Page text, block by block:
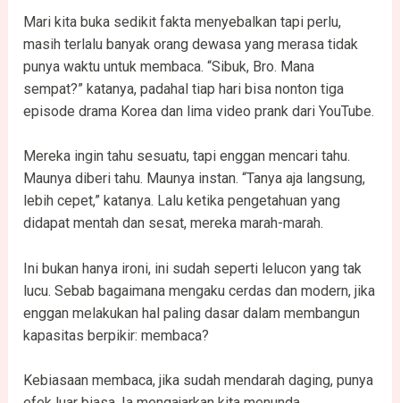
Mari kita buka sedikit fakta menyebalkan tapi perlu,
masih terlalu banyak orang dewasa yang merasa tidak
punya waktu untuk membaca. “Sibuk, Bro. Mana
sempat?” katanya, padahal tiap hari bisa nonton tiga
episode drama Korea dan lima video prank dari YouTube.
Mereka ingin tahu sesuatu, tapi enggan mencari tahu.
Maunya diberi tahu. Maunya instan. “Tanya aja langsung,
lebih cepet,” katanya. Lalu ketika pengetahuan yang
didapat mentah dan sesat, mereka marah-marah.
Ini bukan hanya ironi, ini sudah seperti lelucon yang tak
lucu. Sebab bagaimana mengaku cerdas dan modern, jika
enggan melakukan hal paling dasar dalam membangun
kapasitas berpikir: membaca?
Kebiasaan membaca, jika sudah mendarah daging, punya